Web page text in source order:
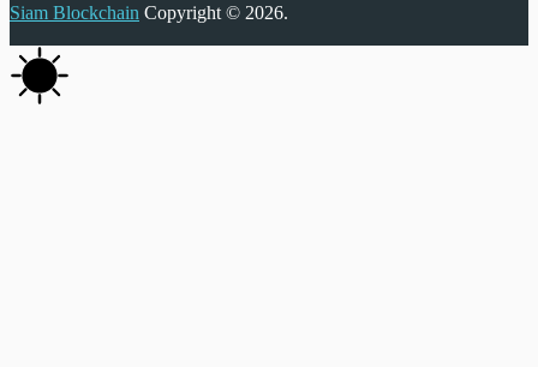
Siam Blockchain Copyright © 2026.